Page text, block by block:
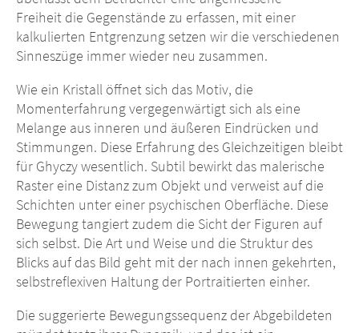
Freiheit die Gegenstände zu erfassen, mit einer
kalkulierten Entgrenzung setzen wir die verschiedenen
Sinneszüge immer wieder neu zusammen.
Wie ein Kristall öffnet sich das Motiv, die
Momenterfahrung vergegenwärtigt sich als eine
Melange aus inneren und äußeren Eindrücken und
Stimmungen. Diese Erfahrung des Gleichzeitigen bleibt
für Ghyczy wesentlich. Subtil bewirkt das malerische
Raster eine Distanz zum Objekt und verweist auf die
Schichten unter einer psychischen Oberfläche. Diese
Bewegung tangiert zudem die Sicht der Figuren auf
sich selbst. Die Art und Weise und die Struktur des
Blicks auf das Bild geht mit der nach innen gekehrten,
selbstreflexiven Haltung der Portraitierten einher.
Die suggerierte Bewegungssequenz der Abgebildeten